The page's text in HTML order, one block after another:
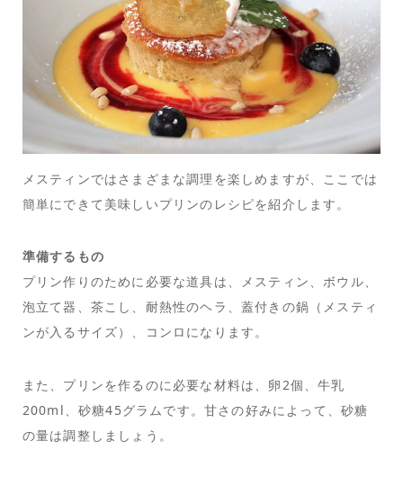
メスティンではさまざまな調理を楽しめますが、ここでは
簡単にできて美味しいプリンのレシピを紹介します。
準備するもの
プリン作りのために必要な道具は、メスティン、ボウル、
泡立て器、茶こし、耐熱性のヘラ、蓋付きの鍋（メスティ
ンが入るサイズ）、コンロになります。
また、プリンを作るのに必要な材料は、卵2個、牛乳
200ml、砂糖45グラムです。甘さの好みによって、砂糖
の量は調整しましょう。